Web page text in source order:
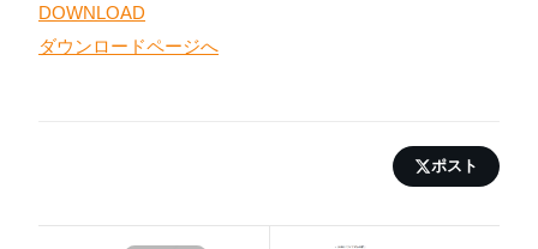
DOWNLOAD
ダウンロードページへ
ポスト